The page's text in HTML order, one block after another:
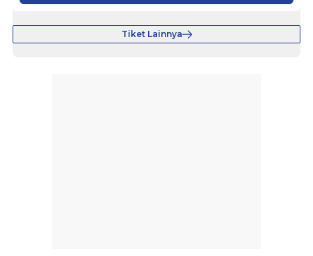
Tiket Lainnya